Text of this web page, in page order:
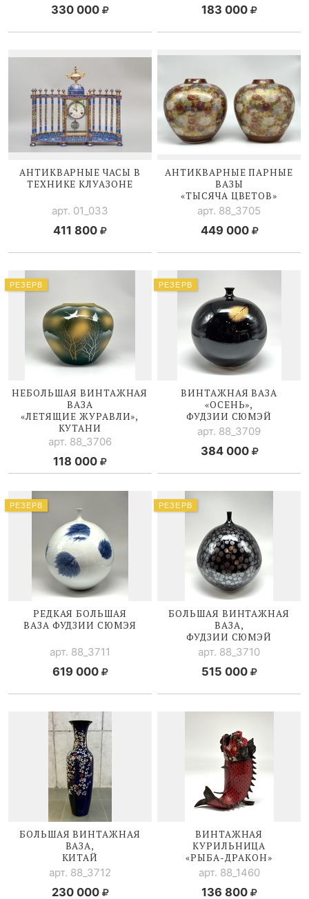
330 000 183 000
АНТИКВАРНЫЕ ЧАСЫ В
ТЕХНИКЕ КЛУАЗОНЕ
арт. 01_033
411 800
АНТИКВАРНЫЕ ПАРНЫЕ
ВАЗЫ
«ТЫСЯЧА ЦВЕТОВ»
арт. 88_3705
449 000
НЕБОЛЬШАЯ ВИНТАЖНАЯ
ВАЗА
«ЛЕТЯЩИЕ ЖУРАВЛИ»,
КУТАНИ
арт. 88_3706
118 000
РЕЗЕРВ
ВИНТАЖНАЯ ВАЗА
«ОСЕНЬ»,
ФУДЗИИ СЮМЭЙ
арт. 88_3709
384 000
РЕЗЕРВ
РЕДКАЯ БОЛЬШАЯ
ВАЗА ФУДЗИИ СЮМЭЯ
арт. 88_3711
619 000
РЕЗЕРВ
БОЛЬШАЯ ВИНТАЖНАЯ
ВАЗА,
ФУДЗИИ СЮМЭЙ
арт. 88_3710
515 000
РЕЗЕРВ
БОЛЬШАЯ ВИНТАЖНАЯ
ВАЗА,
КИТАЙ
арт. 88_3712
230 000
ВИНТАЖНАЯ
КУРИЛЬНИЦА
«РЫБА-ДРАКОН»
арт. 88_1460
136 800